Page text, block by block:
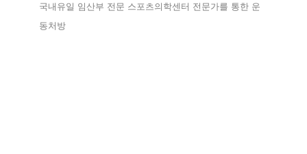
국내유일 임산부 전문 스포츠의학센터 전문가를 통한 운
동처방